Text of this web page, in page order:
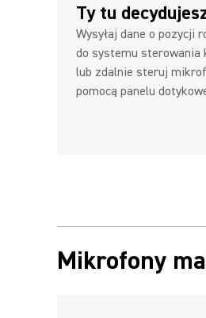
Ty tu
Wysyłaj dane o pozycji
do systemu sterowania
lub zdalnie steruj
pomocą panelu
Mikrofony